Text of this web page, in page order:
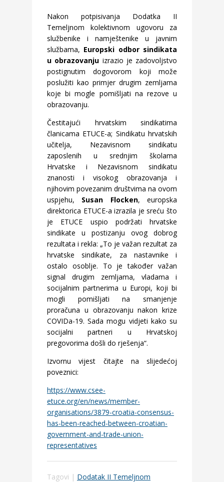
Nakon potpisivanja Dodatka II
Temeljnom kolektivnom ugovoru za
službenike i namještenike u javnim
službama, Europski odbor sindikata
u obrazovanju izrazio je zadovoljstvo
postignutim dogovorom koji može
poslužiti kao primjer drugim zemljama
koje bi mogle pomišljati na rezove u
obrazovanju.
Čestitajući hrvatskim sindikatima
članicama ETUCE-a; Sindikatu hrvatskih
učitelja, Nezavisnom sindikatu
zaposlenih u srednjim školama
Hrvatske i Nezavisnom sindikatu
znanosti i visokog obrazovanja i
njihovim povezanim društvima na ovom
uspjehu, Susan Flocken, europska
direktorica ETUCE-a izrazila je sreću što
je ETUCE uspio podržati hrvatske
sindikate u postizanju ovog dobrog
rezultata i rekla: „To je važan rezultat za
hrvatske sindikate, za nastavnike i
ostalo osoblje. To je također važan
signal drugim zemljama, vladama i
socijalnim partnerima u Europi, koji bi
mogli pomišljati na smanjenje
proračuna u obrazovanju nakon krize
COVIDa-19. Sada mogu vidjeti kako su
socijalni partneri u Hrvatskoj
pregovorima došli do rješenja“.
Izvornu vijest čitajte na slijedećoj
poveznici:
https://www.csee-
etuce.org/en/news/member-
organisations/3879-croatia-consensus-
has-been-reached-between-croatian-
government-and-trade-union-
representatives
Tagovi | Dodatak II Temeljnom